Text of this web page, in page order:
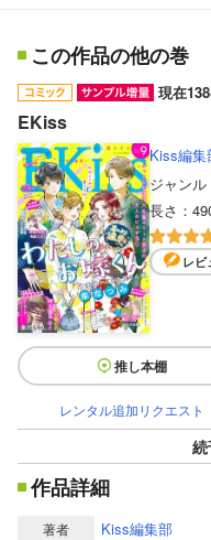
この作品の他の巻
現在
EKiss
Kiss編集
ジャンル
長さ：
レビ
推し本棚
レンタル追加リクエスト
作品詳細
著者 Kiss編集部